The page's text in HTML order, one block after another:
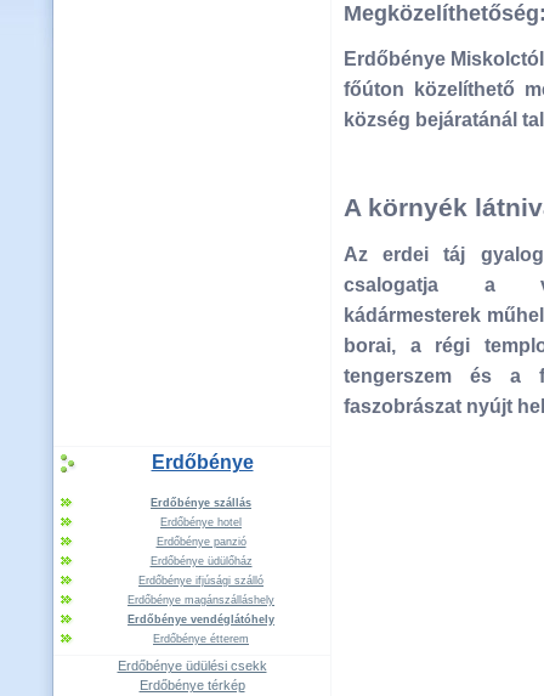
Erdőbénye
Erdőbénye szállás
Erdőbénye hotel
Erdőbénye panzió
Erdőbénye üdülőház
Erdőbénye ifjúsági szálló
Erdőbénye magánszálláshely
Erdőbénye vendéglátóhely
Erdőbénye étterem
Erdőbénye üdülési csekk
Erdőbénye térkép
Erdőbénye
főúton közelíthető
község bejáratánál
A környék
Az erdei táj
csalogatja a
kádármesterek
borai, a régi
tengerszem és a
faszobrászat nyújt